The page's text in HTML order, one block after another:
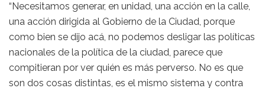
“Necesitamos generar, en unidad, una acción en la calle,
una acción dirigida al Gobierno de la Ciudad, porque
como bien se dijo acá, no podemos desligar las políticas
nacionales de la política de la ciudad, parece que
compitieran por ver quién es más perverso. No es que
son dos cosas distintas, es el mismo sistema y contra